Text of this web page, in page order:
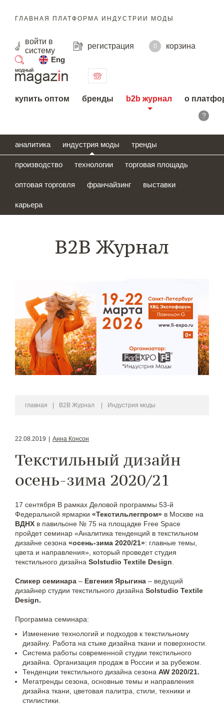
ГЛАВНАЯ ПЛАТФОРМА ИНДУСТРИИ МОДЫ
войти в
систему
регистрация 0
корзина
Eng
поиск
купить оптом бренды b2b журнал о
?
аналитика индустрия моды тренды
производство технологии торговая площадь
оптовая торговля франчайзинг выставки
карьера
B2B Журнал
главная B2B Журнал Индустрия моды
22.08.2019 Анна Консон
Текстильный дизайн
осень-зима 2020/21
17 сентября В рамках Деловой программы 53-й
Федеральной ярмарки «Текстильлегпром» в Москве на
ВДНХ в павильоне № 75 на площадке Free Space
пройдет семинар «Аналитика тенденций в текстильном
дизайне сезона «осень-зима 2020/21»: главные темы,
цвета и направления», который проведет студия
текстильного дизайна Solstudio Textile Design
Спикер семинара – Евгения Ярыгина – ведущий
дизайнер студии текстильного дизайна Solstudio Textile
Design.
Программа семинара:
Изменение технологий и подходов к текстильному
дизайну. Работа на стыке дизайна ткани и поверхности.
Система работы современной студии текстильного
дизайна. Организация продаж в России и за рубежом.
Тенденции текстильного дизайна сезона AW 2020/21.
Мегатренды сезона, основные темы и направления
дизайна ткани, цветовая палитра, стили, техники и
стилистики.